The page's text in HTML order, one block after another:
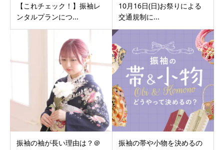
【これチェック！】振袖レ
ンタルプランにつ...
10月16日(日)お祭りによる
交通規制に...
振袖の袖が長い理由は？＠
振袖の帯や小物を決めるの